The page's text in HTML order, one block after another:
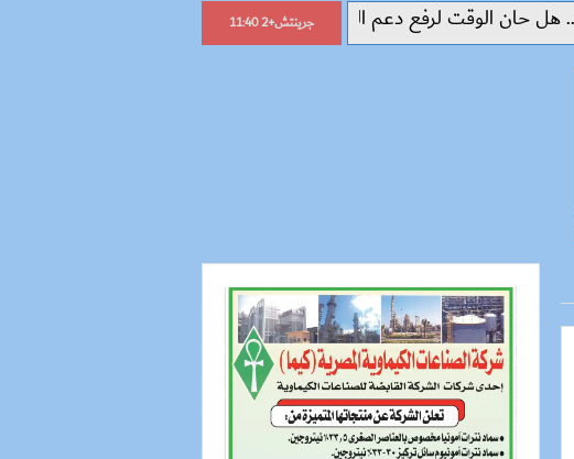
“جبروت امرأة”.. مارست الرذيلة جرينتش+2 11:40